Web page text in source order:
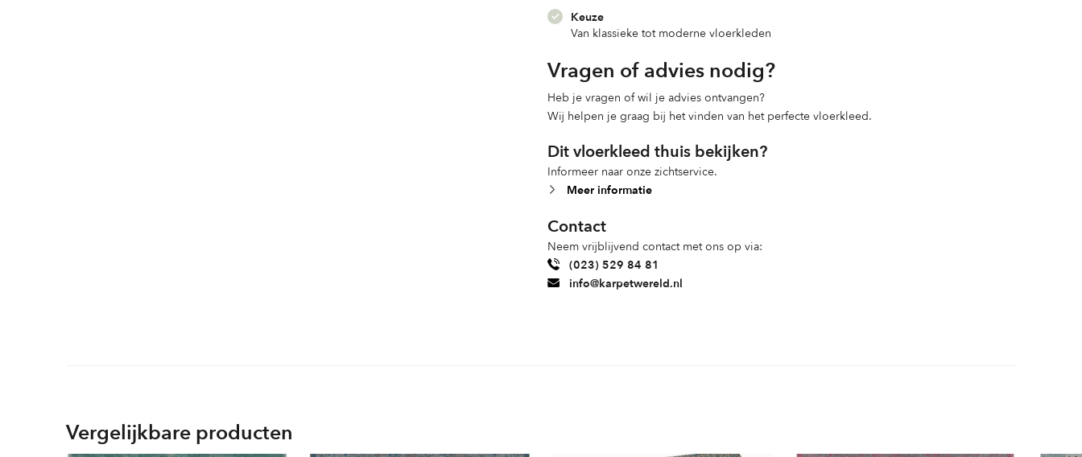
Keuze
Van klassieke tot moderne vloerkleden
Vragen of advies nodig?
Heb je vragen of wil je advies ontvangen?
Wij helpen je graag bij het vinden van het perfecte vloerkleed.
Dit vloerkleed thuis bekijken?
Informeer naar onze zichtservice.
Meer informatie
Contact
Neem vrijblijvend contact met ons op via:
(023) 529 84 81
info@karpetwereld.nl
Vergelijkbare producten